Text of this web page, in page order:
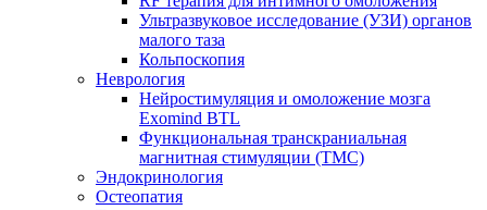
Ультразвуковое исследование (УЗИ) органов
малого таза
Кольпоскопия
Неврология
Нейростимуляция и омоложение мозга
Exomind BTL
Функциональная транскраниальная
магнитная стимуляции (ТМС)
Эндокринология
Остеопатия